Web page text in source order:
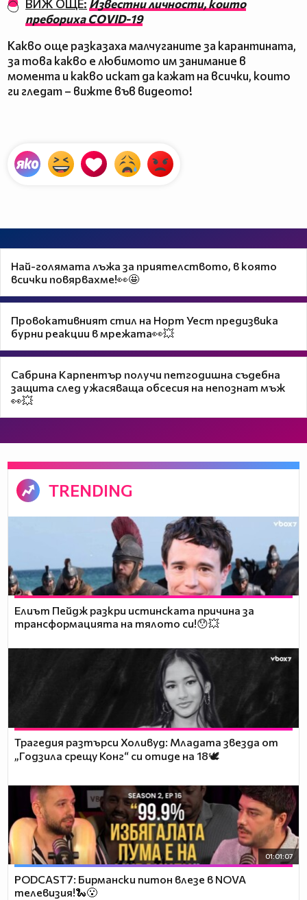
ВИЖ ОЩЕ: Известни личности, които
пребориха COVID-19
Какво още разказаха малчуганите за карантината,
за това какво е любимото им занимание в
момента и какво искат да кажат на всички, които
ги гледат – вижте във видеото!
Най-голямата лъжа за приятелството, в която
всички повярвахме!👀🤩
Провокативният стил на Норт Уест предизвика
бурни реакции в мрежата👀💥
Сабрина Карпентър получи петгодишна съдебна
защита след ужасяваща обсесия на непознат мъж
👀💥
TRENDING
Елиът Пейдж разкри истинската причина за
трансформацията на тялото си!😯💥
Трагедия разтърси Холивуд: Младата звезда от
„Годзила срещу Конг“ си отиде на 18🕊️
01:01:07
PODCAST7: Бирмански питон влезе в NOVA
телевизия!🐍😮